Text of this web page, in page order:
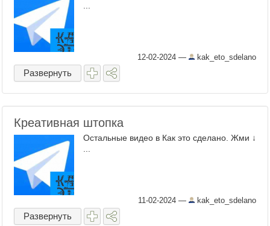
12-02-2024 — kak_eto_sdelano
Развернуть
Креативная штопка
Остальные видео в Как это сделано. Жми ↓
11-02-2024 — kak_eto_sdelano
Развернуть